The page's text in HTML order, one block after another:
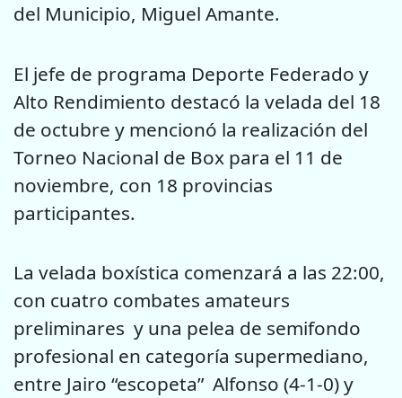
del Municipio, Miguel Amante.
El jefe de programa Deporte Federado y
Alto Rendimiento destacó la velada del 18
de octubre y mencionó la realización del
Torneo Nacional de Box para el 11 de
noviembre, con 18 provincias
participantes.
La velada boxística comenzará a las 22:00,
con cuatro combates amateurs
preliminares y una pelea de semifondo
profesional en categoría supermediano,
entre Jairo “escopeta” Alfonso (4-1-0) y